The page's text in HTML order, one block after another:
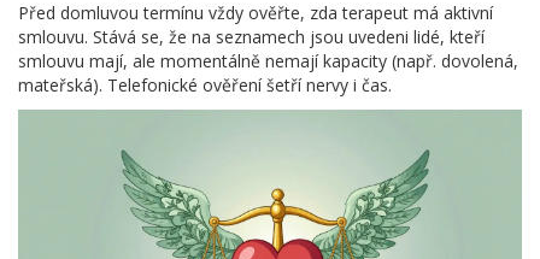
Před domluvou termínu vždy ověřte, zda terapeut má aktivní
smlouvu. Stává se, že na seznamech jsou uvedeni lidé, kteří
smlouvu mají, ale momentálně nemají kapacity (např. dovolená,
mateřská). Telefonické ověření šetří nervy i čas.